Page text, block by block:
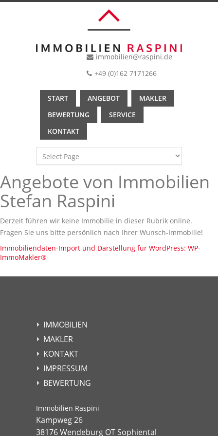
immobilien@raspini.de
+49 (0)162 7171266
START ANGEBOT
MAKLER
BEWERTUNG
SERVICE
KONTAKT
Angebote von Immobilien
Stefan Raspini
Derzeit führen wir keine Immobilie in dieser Rubrik online.
Fragen Sie uns bitte persönlich nach Ihrer Wunsch-Immobilie!
Immobiliendaten-Import und Darstellung für WordPress: WP-
ImmoMakler®
IMMOBILIEN
MAKLER
KONTAKT
IMPRESSUM
BEWERTUNG
Immobilien Raspini
Kampweg 26
38176 Wendeburg OT Sophiental